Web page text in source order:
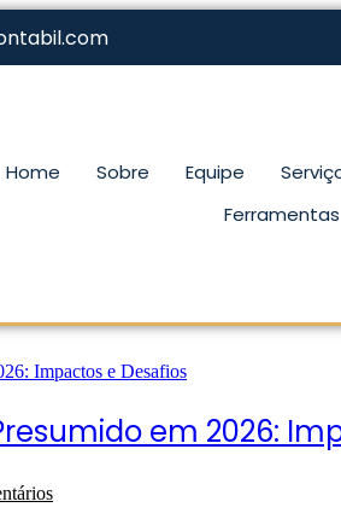
Home Sobre Equipe
Ferramentas
em 2026: